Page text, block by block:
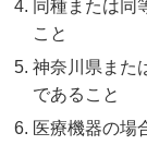
同種または同
こと
神奈川県また
であること
医療機器の場